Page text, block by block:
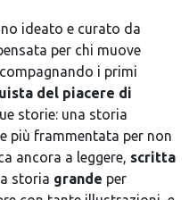
ideato e curato da
per chi muove
i primi
del piacere di
storie: una storia
e più frammentata per non
ancora a leggere, scritta
storia grande per